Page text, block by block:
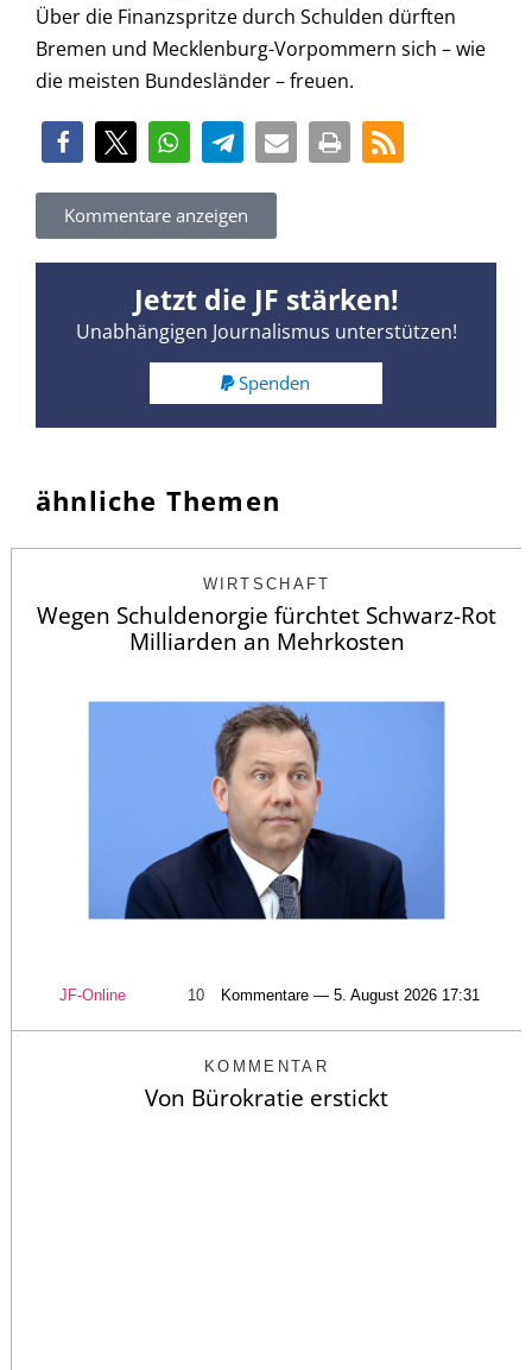
Über die Finanzspritze durch Schulden dürften
Bremen und Mecklenburg-Vorpommern sich – wie
die meisten Bundesländer – freuen.
Kommentare anzeigen
Jetzt die JF stärken!
Unabhängigen Journalismus unterstützen!
Spenden
ähnliche Themen
WIRTSCHAFT
Wegen Schuldenorgie fürchtet Schwarz-Rot
Milliarden an Mehrkosten
JF-Online 10 Kommentare — 5. August 2026 17:31
KOMMENTAR
Von Bürokratie erstickt